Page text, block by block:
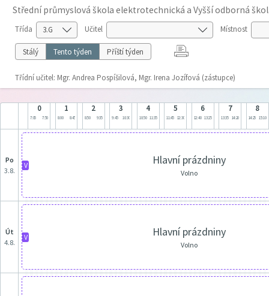
Střední průmyslová škola elektrotechnická a Vyšší odborná
Třída Učitel Místnost
Stálý Tento týden Příští týden
Třídní učitel: Mgr. Andrea Pospíšilová, Mgr. Irena Jozífová (zástupce)
0
7:05 7:50
1
8:00 8:45
2
8:50 9:35
3
9:45 10:30
4
10:50 11:35
5
11:45 12:30
6
12:40 13:25
7
13:35 14:20
8
14:25 15:10
po
3.8.
V Hlavní prázdniny
Volno
út
4.8.
V Hlavní prázdniny
Volno